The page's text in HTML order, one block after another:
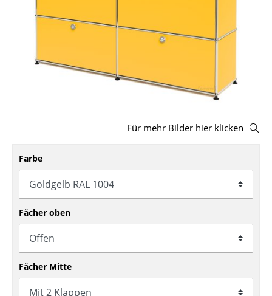
Hocker
Sitzsäcke
Bürodrehstühle
Konferenzstühle
Bürosessel
Einzelteile
Tische
Für mehr Bilder hier klicken
Farbe
Fächer oben
Fächer Mitte